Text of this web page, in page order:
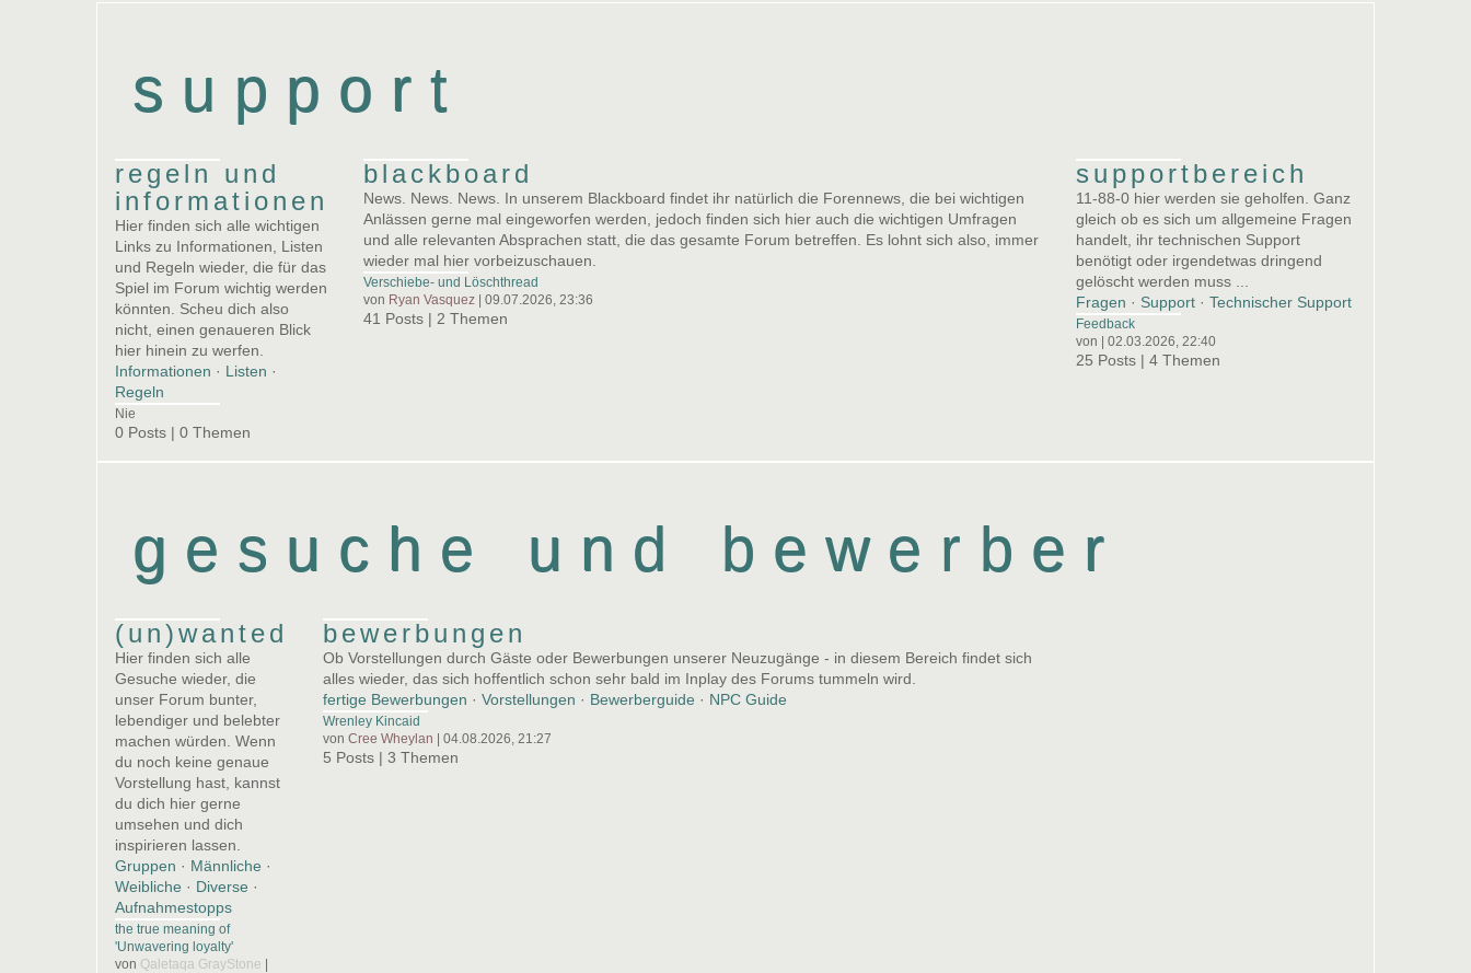
support
regeln und
informationen
Hier finden sich alle wichtigen
Links zu Informationen, Listen
und Regeln wieder, die für das
Spiel im Forum wichtig werden
könnten. Scheu dich also
nicht, einen genaueren Blick
hier hinein zu werfen.
Informationen · Listen ·
Regeln
Nie
0 Posts | 0 Themen
blackboard
News. News. News. In unserem Blackboard findet ihr natürlich die Forennews, die bei wichtigen
Anlässen gerne mal eingeworfen werden, jedoch finden sich hier auch die wichtigen Umfragen
und alle relevanten Absprachen statt, die das gesamte Forum betreffen. Es lohnt sich also, immer
wieder mal hier vorbeizuschauen.
Verschiebe- und Löschthread
von Ryan Vasquez | 09.07.2026, 23:36
41 Posts | 2 Themen
supportbereich
11-88-0 hier werden sie geholfen. Ganz
gleich ob es sich um allgemeine Fragen
handelt, ihr technischen Support
benötigt oder irgendetwas dringend
gelöscht werden muss ...
Fragen · Support · Technischer Support
Feedback
von | 02.03.2026, 22:40
25 Posts | 4 Themen
gesuche und bewerber
(un)wanted
Hier finden sich alle
Gesuche wieder, die
unser Forum bunter,
lebendiger und belebter
machen würden. Wenn
du noch keine genaue
Vorstellung hast, kannst
du dich hier gerne
umsehen und dich
inspirieren lassen.
Gruppen · Männliche ·
Weibliche · Diverse ·
Aufnahmestopps
the true meaning of
'Unwavering loyalty'
von Qaletaqa GrayStone
bewerbungen
Ob Vorstellungen durch Gäste oder Bewerbungen unserer Neuzugänge - in diesem Bereich findet sich
alles wieder, das sich hoffentlich schon sehr bald im Inplay des Forums tummeln wird.
fertige Bewerbungen ·Vorstellungen · Bewerberguide · NPC Guide
Wrenley Kincaid
vonCree Wheylan | 04.08.2026, 21:27
5 Posts | 3 Themen